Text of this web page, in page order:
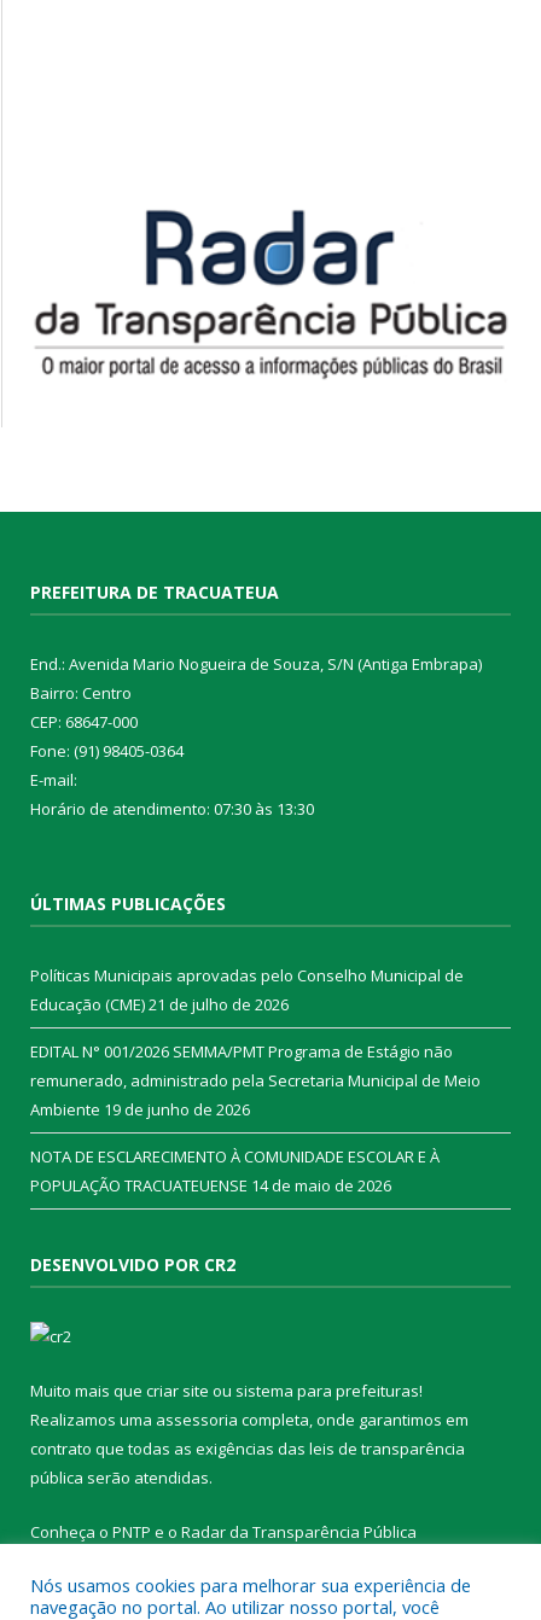
PREFEITURA DE TRACUATEUA
End.: Avenida Mario Nogueira de Souza, S/N (Antiga Embrapa)
Bairro: Centro
CEP: 68647-000
Fone: (91) 98405-0364
E-mail:
Horário de atendimento: 07:30 às 13:30
ÚLTIMAS PUBLICAÇÕES
Políticas Municipais aprovadas pelo Conselho Municipal de
Educação (CME)21 de julho de 2026
EDITAL N° 001/2026 SEMMA/PMT Programa de Estágio não
remunerado, administrado pela Secretaria Municipal de Meio
Ambiente 19 de junho de 2026
NOTA DE ESCLARECIMENTO À COMUNIDADE ESCOLAR E À
POPULAÇÃO TRACUATEUENSE 14 de maio de 2026
DESENVOLVIDO POR CR2
Muito mais que criar site ou sistema para prefeituras!
Realizamos uma assessoria completa, onde garantimos em
contrato que todas as exigências das leis de transparência
pública serão atendidas.
Conheça o PNTP e o Radar da Transparência Pública
Nós usamos cookies para melhorar sua experiência de
navegação no portal. Ao utilizar nosso portal, você